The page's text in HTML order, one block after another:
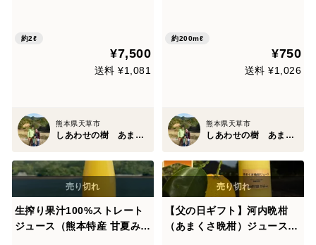
約2ℓ
¥7,500
送料 ¥1,081
熊本県天草市
しあわせの樹 あまくさ
約200mℓ
¥750
送料 ¥1,026
熊本県天草市
しあわせの樹 あまくさ
生搾り果汁100%ストレート
ジュース（熊本特産 甘夏みか
【父の日ギフト】河内晩柑
（あまくさ晩柑）ジュース